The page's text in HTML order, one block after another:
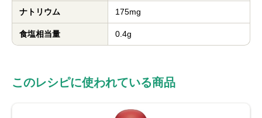
ナトリウム 175mg
食塩相当量 0.4g
このレシピに使われている商品